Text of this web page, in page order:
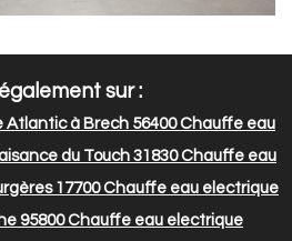
sur :
à Brech 56400Chauffe eau
du Touch 31830Chauffe eau
17700Chauffe eau electrique
95800Chauffe eau electrique